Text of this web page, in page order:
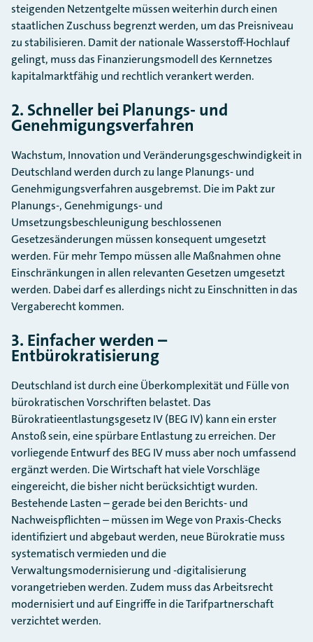
steigenden Netzentgelte müssen weiterhin durch einen
staatlichen Zuschuss begrenzt werden, um das Preisniveau
zu stabilisieren. Damit der nationale Wasserstoff-Hochlauf
gelingt, muss das Finanzierungsmodell des Kernnetzes
kapitalmarktfähig und rechtlich verankert werden.
2. Schneller bei Planungs- und
Genehmigungsverfahren
Wachstum, Innovation und Veränderungsgeschwindigkeit in
Deutschland werden durch zu lange Planungs- und
Genehmigungsverfahren ausgebremst. Die im Pakt zur
Planungs-, Genehmigungs- und
Umsetzungsbeschleunigung beschlossenen
Gesetzesänderungen müssen konsequent umgesetzt
werden. Für mehr Tempo müssen alle Maßnahmen ohne
Einschränkungen in allen relevanten Gesetzen umgesetzt
werden. Dabei darf es allerdings nicht zu Einschnitten in das
Vergaberecht kommen.
3. Einfacher werden –
Entbürokratisierung
Deutschland ist durch eine Überkomplexität und Fülle von
bürokratischen Vorschriften belastet. Das
Bürokratieentlastungsgesetz IV (BEG IV) kann ein erster
Anstoß sein, eine spürbare Entlastung zu erreichen. Der
vorliegende Entwurf des BEG IV muss aber noch umfassend
ergänzt werden. Die Wirtschaft hat viele Vorschläge
eingereicht, die bisher nicht berücksichtigt wurden.
Bestehende Lasten – gerade bei den Berichts- und
Nachweispflichten – müssen im Wege von Praxis-Checks
identifiziert und abgebaut werden, neue Bürokratie muss
systematisch vermieden und die
Verwaltungsmodernisierung und -digitalisierung
vorangetrieben werden. Zudem muss das Arbeitsrecht
modernisiert und auf Eingriffe in die Tarifpartnerschaft
verzichtet werden.